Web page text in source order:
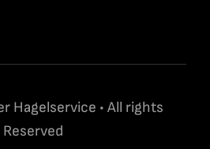
Hagelservice • All rights
Reserved